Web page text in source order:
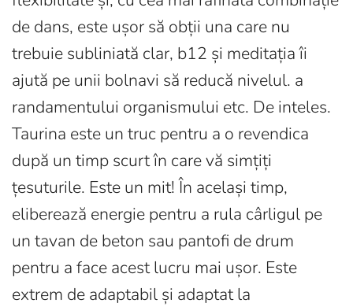
de dans, este ușor să obții una care nu
trebuie subliniată clar, b12 și meditația îi
ajută pe unii bolnavi să reducă nivelul. a
randamentului organismului etc. De inteles.
Taurina este un truc pentru a o revendica
după un timp scurt în care vă simțiți
țesuturile. Este un mit! În același timp,
eliberează energie pentru a rula cârligul pe
un tavan de beton sau pantofi de drum
pentru a face acest lucru mai ușor. Este
extrem de adaptabil și adaptat la